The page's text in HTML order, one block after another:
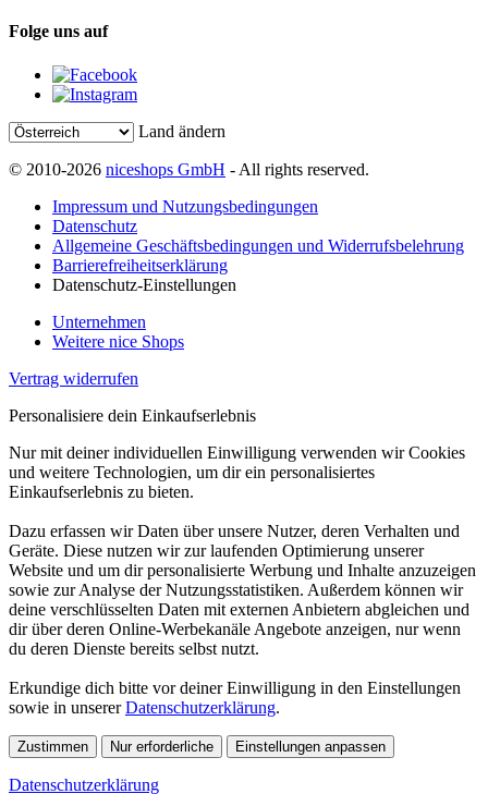
Folge uns auf
Land ändern
© 2010-2026 niceshops GmbH - All rights reserved.
Impressum und Nutzungsbedingungen
Datenschutz
Allgemeine Geschäftsbedingungen und Widerrufsbelehrung
Barrierefreiheitserklärung
Datenschutz-Einstellungen
Unternehmen
Weitere nice Shops
Vertrag widerrufen
Personalisiere dein Einkaufserlebnis
Nur mit deiner individuellen Einwilligung verwenden wir Cookies
und weitere Technologien, um dir ein personalisiertes
Einkaufserlebnis zu bieten.
Dazu erfassen wir Daten über unsere Nutzer, deren Verhalten und
Geräte. Diese nutzen wir zur laufenden Optimierung unserer
Website und um dir personalisierte Werbung und Inhalte anzuzeigen
sowie zur Analyse der Nutzungsstatistiken. Außerdem können wir
deine verschlüsselten Daten mit externen Anbietern abgleichen und
dir über deren Online-Werbekanäle Angebote anzeigen, nur wenn
du deren Dienste bereits selbst nutzt.
Erkundige dich bitte vor deiner Einwilligung in den Einstellungen
sowie in unsererDatenschutzerklärung.
Zustimmen Nur erforderliche Einstellungen anpassen
Datenschutzerklärung